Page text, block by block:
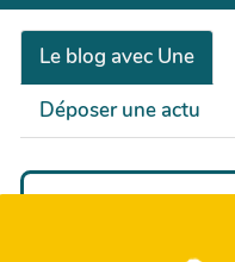
Le blog avec Une
Déposer une actu